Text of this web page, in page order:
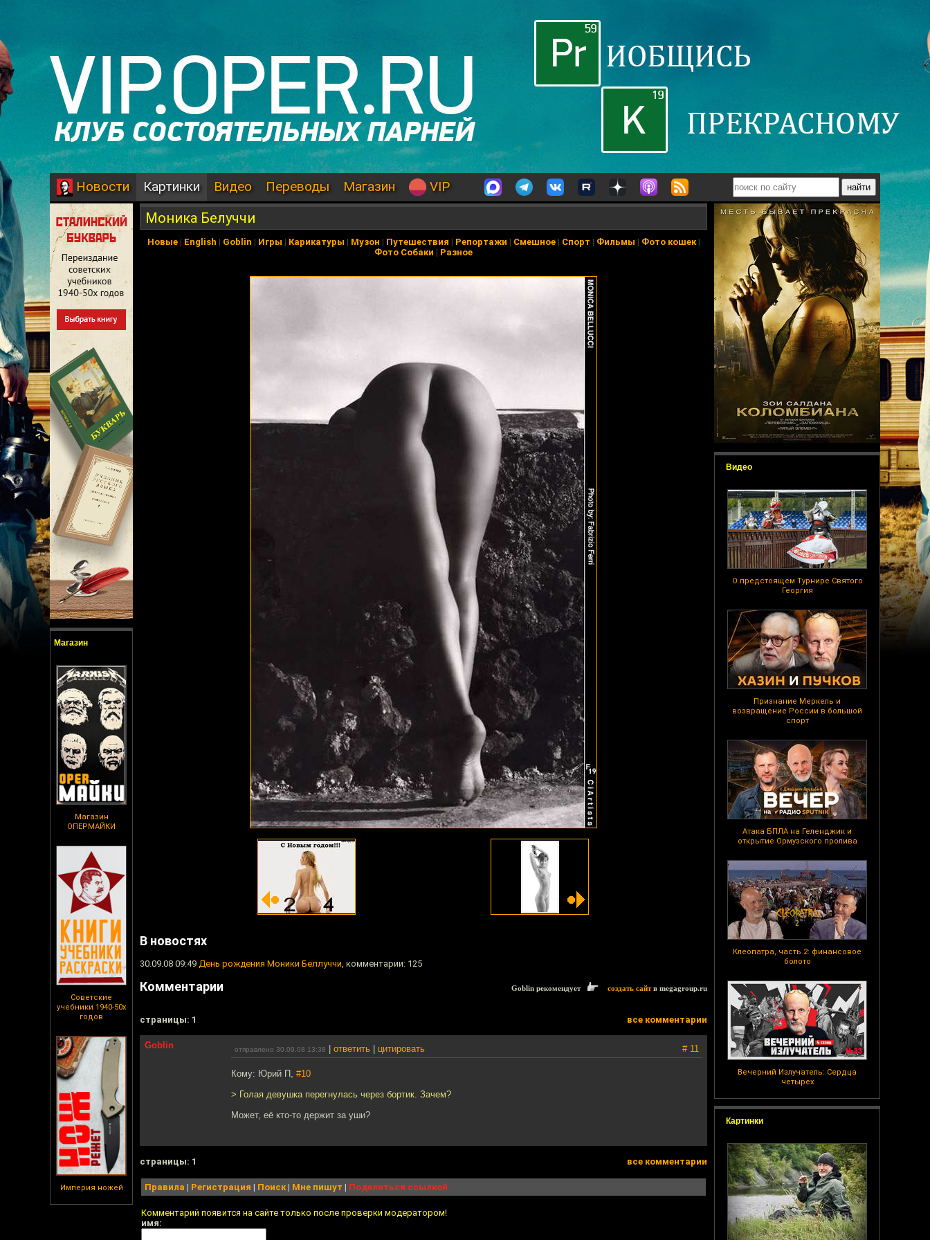
Новости Картинки Видео Переводы Магазин VIP
Магазин
Магазин
ОПЕРМАЙКИ
Советские
учебники 1940-50х
годов
Империя ножей
Видео
О предстоящем Турнире Святого
Георгия
Признание Меркель и
возвращение России в большой
спорт
Атака БПЛА на Геленджик и
открытие Ормузского пролива
Клеопатра, часть 2: финансовое
болото
Вечерний Излучатель: Сердца
четырех
Картинки
Моника Белуччи
Новые| English | Goblin | Игры | Карикатуры | Музон | Путешествия | Репортажи | Смешное| Спорт | Фильмы | Фото кошек|
Фото Собаки | Разное
В новостях
30.09.08 09:49 День рождения Моники Беллуччи, комментарии: 125
Комментарии Goblin рекомендует создать сайтв megagroup.ru
cтраницы: 1 все комментарии
Goblin отправлено 30.09.08 13:38 ответить цитировать # 11
Кому: Юрий П, #10
> Голая девушка перегнулась через бортик. Зачем?
Может, её кто-то держит за уши?
cтраницы: 1 все комментарии
Правила | Регистрация | Поиск| Мне пишут | Поделиться ссылкой
Комментарий появится на сайте только после проверки модератором!
имя: